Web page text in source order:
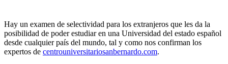
Hay un examen de selectividad para los extranjeros que les da la
posibilidad de poder estudiar en una Universidad del estado español
desde cualquier país del mundo, tal y como nos confirman los
expertos de centrouniversitariosanbernardo.com.